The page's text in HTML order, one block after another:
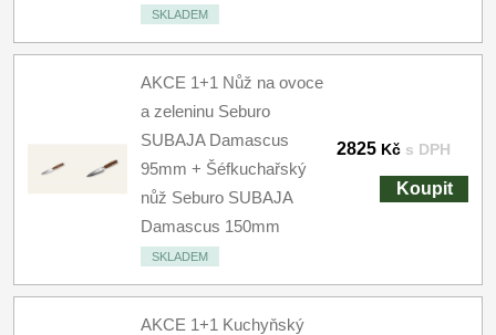
SKLADEM
AKCE 1+1 Nůž na ovoce
a zeleninu Seburo
SUBAJA Damascus
95mm + Šéfkuchařský
nůž Seburo SUBAJA
Damascus 150mm
SKLADEM
2825 Kč s DPH
Koupit
AKCE 1+1 Kuchyňský